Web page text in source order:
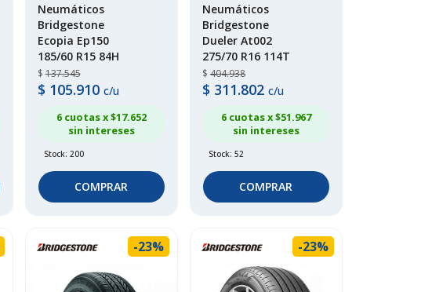
Neumáticos
Bridgestone
Ecopia Ep150
185/60 R15 84H
$137.545
$ 105.910 c/u
6 cuotas x $17.652
sin intereses
Stock: 200
COMPRAR
Neumáticos
Bridgestone
Dueler At002
275/70 R16 114T
$404.938
$ 311.802 c/u
6 cuotas x $51.967
sin intereses
Stock: 52
COMPRAR
-23% -23%